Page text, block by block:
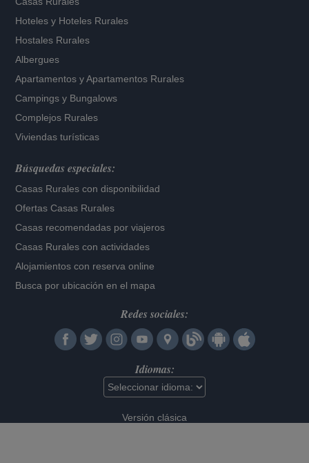
Hoteles y Hoteles Rurales
Hostales Rurales
Albergues
Apartamentos yApartamentos Rurales
Campings y Bungalows
Complejos Rurales
Viviendas turísticas
Búsquedas especiales:
Casas Rurales con disponibilidad
Ofertas Casas Rurales
Casas recomendadas por viajeros
Casas Rurales con actividades
Alojamientos con reserva online
Busca por ubicación en el mapa
Redes sociales:
Idiomas:
Versión clásica